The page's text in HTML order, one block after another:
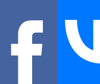
В пункте 8
(дата и номер)
полномочия на
(доверенность,
(заполняется
в случае, если